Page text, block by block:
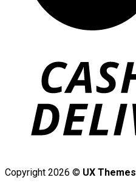
Copyright 2026 © UX Themes